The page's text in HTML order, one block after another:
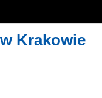
życie wieczne." (J 3,16)
Krakowie